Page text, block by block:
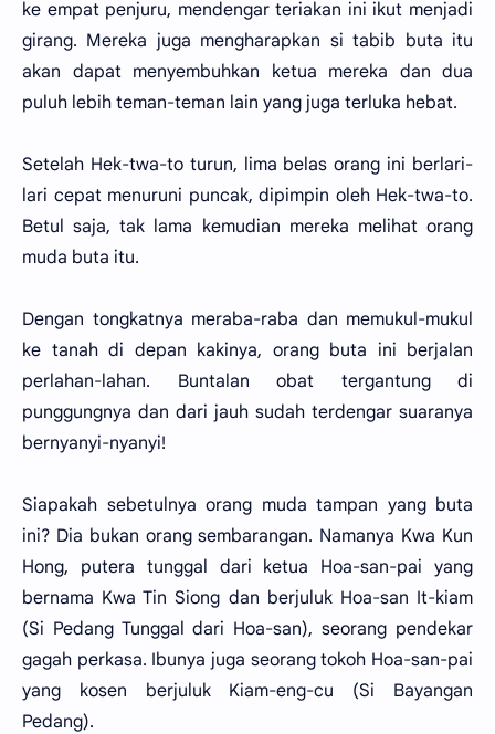
ke empat penjuru, mendengar teriakan ini ikut menjadi
girang. Mereka juga mengharapkan si tabib buta itu
akan dapat menyembuhkan ketua mereka dan dua
puluh lebih teman-teman lain yang juga terluka hebat.
Setelah Hek-twa-to turun, lima belas orang ini berlari-
lari cepat menuruni puncak, dipimpin oleh Hek-twa-to.
Betul saja, tak lama kemudian mereka melihat orang
muda buta itu.
Dengan tongkatnya meraba-raba dan memukul-mukul
ke tanah di depan kakinya, orang buta ini berjalan
perlahan-lahan. Buntalan obat tergantung di
punggungnya dan dari jauh sudah terdengar suaranya
bernyanyi-nyanyi!
Siapakah sebetulnya orang muda tampan yang buta
ini? Dia bukan orang sembarangan. Namanya Kwa Kun
Hong, putera tunggal dari ketua Hoa-san-pai yang
bernama Kwa Tin Siong dan berjuluk Hoa-san It-kiam
(Si Pedang Tunggal dari Hoa-san), seorang pendekar
gagah perkasa. Ibunya juga seorang tokoh Hoa-san-pai
yang kosen berjuluk Kiam-eng-cu (Si Bayangan
Pedang).